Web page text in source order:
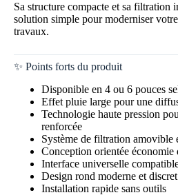
Sa structure compacte et sa filtration
solution simple pour moderniser
travaux.
✨ Points forts du produit
Disponible en 4 ou 6 pouces
Effet pluie large pour une
Technologie haute pression
renforcée
Système de filtration amovible
Conception orientée économie
Interface universelle
Design rond moderne et discret
Installation rapide sans outils